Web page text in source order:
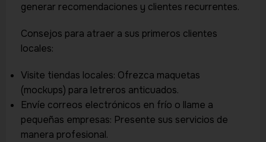
generar recomendaciones y clientes recurrentes.
Consejos para atraer a sus primeros clientes
locales:
Visite tiendas locales: Ofrezca maquetas
(mockups) para letreros anticuados.
Envíe correos electrónicos en frío o llame a
pequeñas empresas: Presente sus servicios de
manera profesional.